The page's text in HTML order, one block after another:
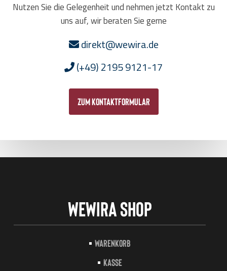
Nutzen Sie die Gelegenheit und nehmen jetzt Kontakt zu
uns auf, wir beraten Sie gerne
direkt@wewira.de
(+49) 2195 9121-17
zum Kontaktformular
Wewira Shop
Warenkorb
Kasse